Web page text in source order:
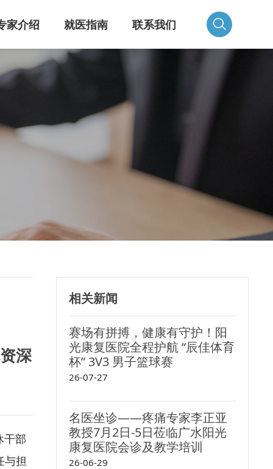
家介绍 就医指南 联系我们
深
干部
与担
相关新闻
赛场有拼搏，健康有守护！阳
光康复医院全程护航 “辰佳体育
杯” 3V3 男子篮球赛
26-07-27
名医坐诊——疼痛专家李正亚
教授7月2日-5日莅临广水阳光
康复医院会诊及教学培训
26-06-29